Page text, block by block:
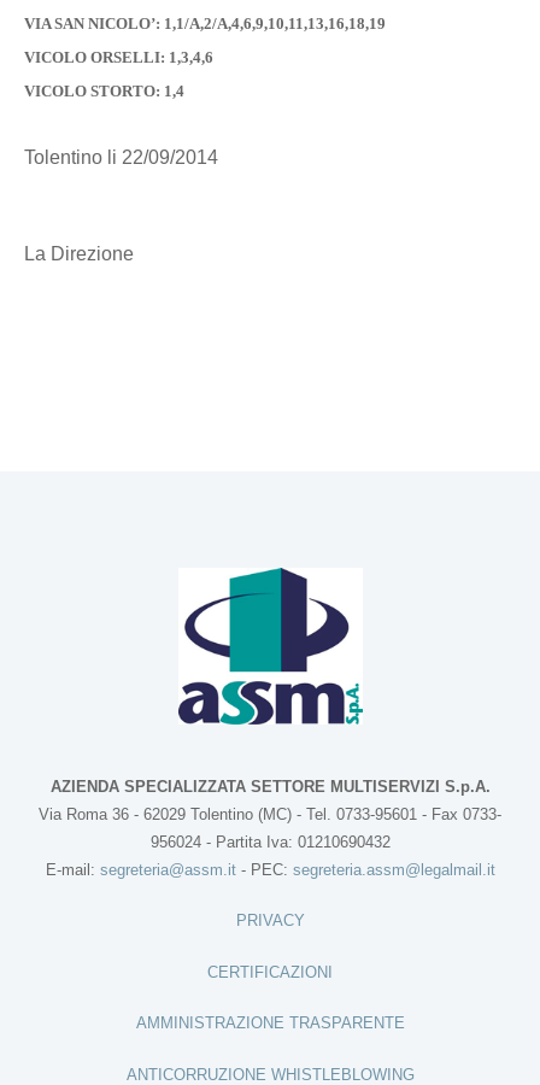
VIA SAN NICOLO’: 1,1/A,2/A,4,6,9,10,11,13,16,18,19
VICOLO ORSELLI: 1,3,4,6
VICOLO STORTO: 1,4
Tolentino li 22/09/2014
La Direzione
AZIENDA SPECIALIZZATA SETTORE MULTISERVIZI S.p.A.
Via Roma 36 - 62029 Tolentino (MC) - Tel. 0733-95601 - Fax 0733-
956024 - Partita Iva: 01210690432
E-mail: segreteria@assm.it- PEC: segreteria.assm@legalmail.it
PRIVACY
CERTIFICAZIONI
AMMINISTRAZIONE TRASPARENTE
ANTICORRUZIONE WHISTLEBLOWING